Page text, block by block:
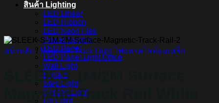
สินค้า Lighting
LED Linear
LED Ribbon
LED Neon Flex
Power Supply
LED Panel
LED Panel Light Office
Wall Light
Bollard
Step Light
Garden Light
Up Light
หน้าหลัก / Magnetic Track Light ไฟแทรคไลท์แม่เหล็ก
SLEEK S 1M/2M Surface
Magnetic Track Rail White